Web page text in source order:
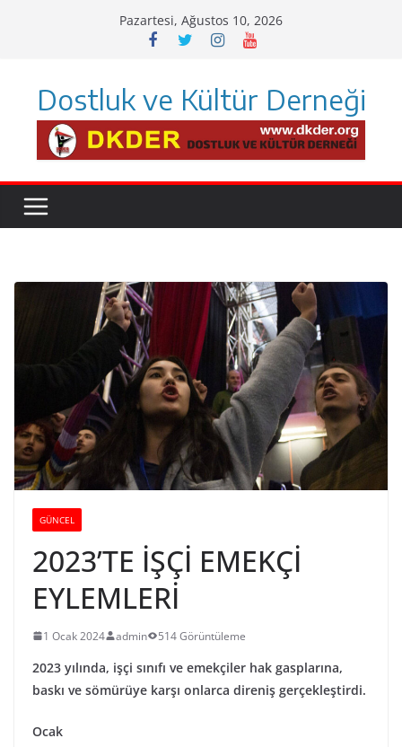
Pazartesi, Ağustos 10, 2026
Dostluk ve Kültür Derneği
GÜNCEL
2023’TE İŞÇİ EMEKÇİ
EYLEMLERİ
1 Ocak 2024 admin 514 Görüntüleme
2023 yılında, işçi sınıfı ve emekçiler hak gasplarına,
baskı ve sömürüye karşı onlarca direniş gerçekleştirdi.
Ocak